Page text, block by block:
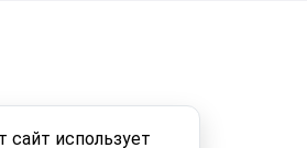
сайт использует